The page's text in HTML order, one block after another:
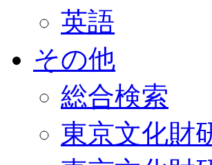
英語
その他
総合検索
東京文化財